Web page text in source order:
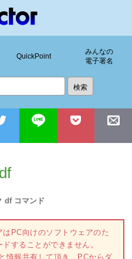
QuickPoint
みんなの
電子署名
df コマンド
PC向けのソフトウェアのた
することができません。
情報共有して頂き、PCからダ